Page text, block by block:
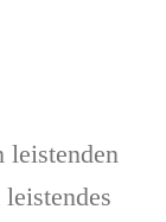
leistenden